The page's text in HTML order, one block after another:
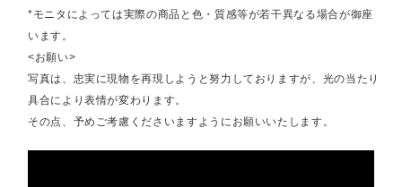
*モニタによっては実際の商品と色・質感等が若干異なる場合が御座
います。
<お願い>
写真は、忠実に現物を再現しようと努力しておりますが、光の当たり
具合により表情が変わります。
その点、予めご考慮くださいますようにお願いいたします。